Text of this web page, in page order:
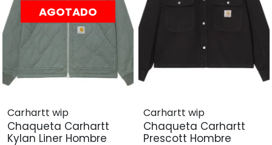
AGOTADO
Carhartt wip
Chaqueta Carhartt
Kylan Liner Hombre
Carhartt wip
Chaqueta Carhartt
Prescott Hombre